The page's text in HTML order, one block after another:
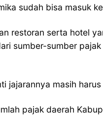
sudah bisa masuk
restoran serta hotel
sumber-sumber
jajarannya masih
pajak daerah